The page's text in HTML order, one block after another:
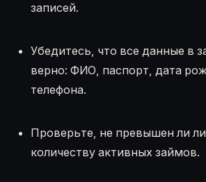
записей.
Убедитесь, что все данные в
верно: ФИО, паспорт, дата
телефона.
Проверьте, не превышен ли
количеству активных займов.